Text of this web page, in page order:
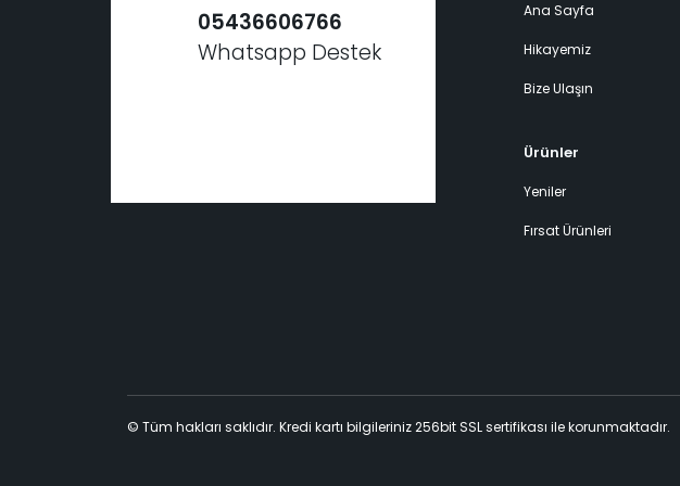
05436606766
Whatsapp Destek
Ana Sayfa
Hikayemiz
Bize Ulaşın
Ürünler
Yeniler
Fırsat Ürünleri
© Tüm hakları saklıdır. Kredi kartı bilgileriniz 256bit SSL sertifikası ile korunmaktadır.